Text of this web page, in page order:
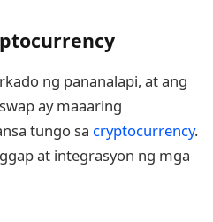
ng pananalapi, at ang
ay maaaring
tungo sa cryptocurrency.
at integrasyon ng mga